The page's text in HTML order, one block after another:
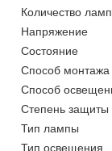
Количество ламп
Напряжение
Состояние
Способ монтажа
Способ
Степень защиты
Тип лампы
Тип освещения